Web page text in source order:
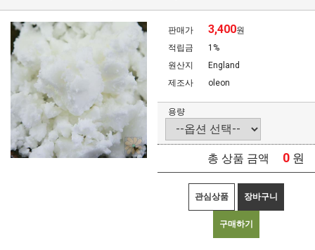
판매가 3,400원
적립금
1%
원산지
England
제조사
oleon
용량
총 상품 금액 0 원
관심상품 장바구니
구매하기